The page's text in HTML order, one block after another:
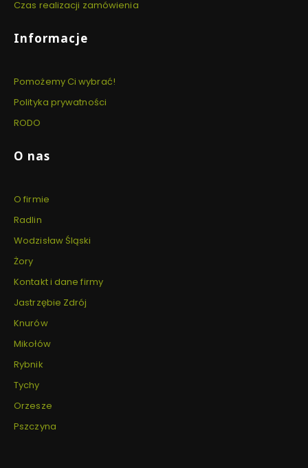
Czas realizacji zamówienia
Informacje
Pomożemy Ci wybrać!
Polityka prywatności
RODO
O nas
O firmie
Radlin
Wodzisław Śląski
Żory
Kontakt i dane firmy
Jastrzębie Zdrój
Knurów
Mikołów
Rybnik
Tychy
Orzesze
Pszczyna